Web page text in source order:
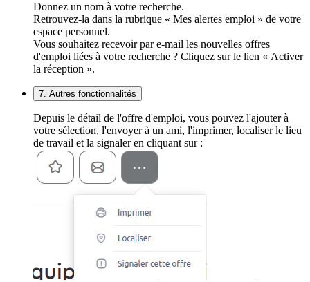
Donnez un nom à votre recherche.
Retrouvez-la dans la rubrique « Mes alertes emploi » de votre
espace personnel.
Vous souhaitez recevoir par e-mail les nouvelles offres
d'emploi liées à votre recherche ? Cliquez sur le lien « Activer
la réception ».
7. Autres fonctionnalités
Depuis le détail de l'offre d'emploi, vous pouvez l'ajouter à
votre sélection, l'envoyer à un ami, l'imprimer, localiser le lieu
de travail et la signaler en cliquant sur :